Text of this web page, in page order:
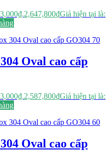
2,647,800₫Giá hiện tại là:
Oval cao cấp
2,587,800₫Giá hiện tại là:
Oval cao cấp